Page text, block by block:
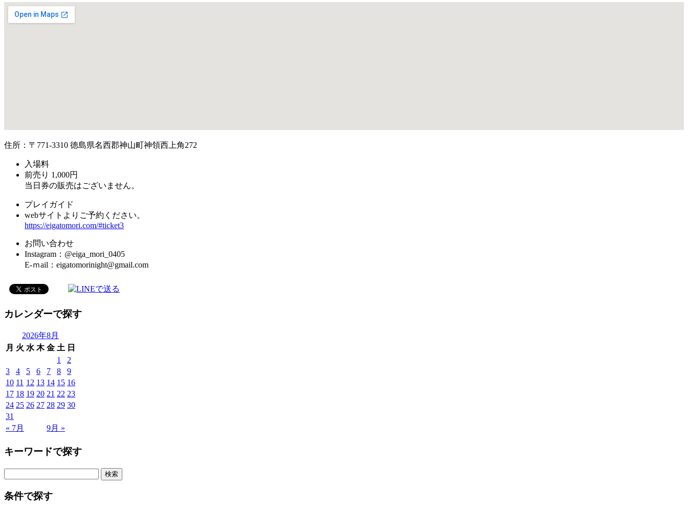
住所：〒771-3310 徳島県名西郡神山町神領西上角272
入場料
前売り 1,000円
当日券の販売はございません。
プレイガイド
webサイトよりご予約ください。
https://eigatomori.com/#ticket3
お問い合わせ
Instagram：@eiga_mori_0405
E-ｍail：eigatomorinight@gmail.com
カレンダーで探す
2026年8月
月 火 水 木 金 土 日
« 7月 9月 »
1
2
3
4 5 6 7 8
9
10 11 12 13 14 15 16
17 18 19 20 21 22 23
24 25 26 27 28 29 30
31
キーワードで探す
条件で探す